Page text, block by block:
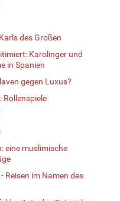
des Großen
Karolinger und
in Spanien
gegen Luxus?
Rollenspiele
eine muslimische
Reisen im Namen des